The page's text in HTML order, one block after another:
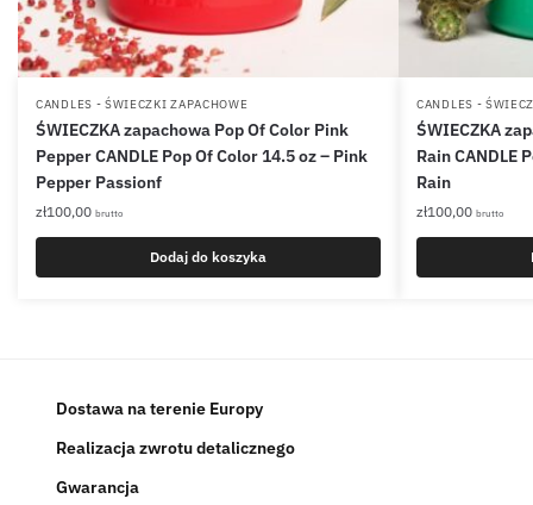
CANDLES - ŚWIECZKI ZAPACHOWE
ŚWIECZKA zapachowa Pop Of Color Pink
Pepper CANDLE Pop Of Color 14.5 oz – Pink
Pepper Passionf
zł100,00 brutto
Dodaj do koszyka
CANDLES -
ŚWIECZKA
Rain CANDLE
Rain
zł100,00 brutto
Dostawa na terenie Europy
Realizacja zwrotu detalicznego
Gwarancja